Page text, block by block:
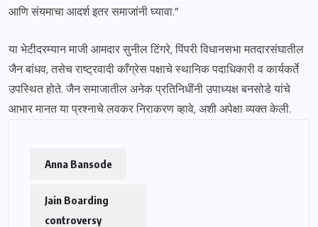
आणि संयमाचा आदर्श इतर समाजांनी घ्यावा.”
या भेटीदरम्यान माजी आमदार सुनील टिंगरे, पिंपरी विधानसभा मतदारसंघातील
जैन बांधव, तसेच राष्ट्रवादी काँग्रेस पक्षाचे स्थानिक पदाधिकारी व कार्यकर्ते
उपस्थित होते. जैन समाजातील अनेक प्रतिनिधींनी उपाध्यक्ष बनसोडे यांचे
आभार मानत या प्रश्नाचे लवकर निराकरण व्हावे, अशी अपेक्षा व्यक्त केली.
Anna Bansode
Jain Boarding
controversy